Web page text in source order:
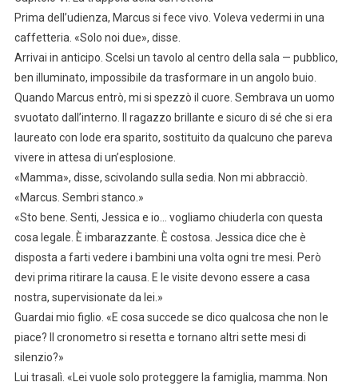
Prima dell’udienza, Marcus si fece vivo. Voleva vedermi in una
caffetteria. «Solo noi due», disse.
Arrivai in anticipo. Scelsi un tavolo al centro della sala — pubblico,
ben illuminato, impossibile da trasformare in un angolo buio.
Quando Marcus entrò, mi si spezzò il cuore. Sembrava un uomo
svuotato dall’interno. Il ragazzo brillante e sicuro di sé che si era
laureato con lode era sparito, sostituito da qualcuno che pareva
vivere in attesa di un’esplosione.
«Mamma», disse, scivolando sulla sedia. Non mi abbracciò.
«Marcus. Sembri stanco.»
«Sto bene. Senti, Jessica e io… vogliamo chiuderla con questa
cosa legale. È imbarazzante. È costosa. Jessica dice che è
disposta a farti vedere i bambini una volta ogni tre mesi. Però
devi prima ritirare la causa. E le visite devono essere a casa
nostra, supervisionate da lei.»
Guardai mio figlio. «E cosa succede se dico qualcosa che non le
piace? Il cronometro si resetta e tornano altri sette mesi di
silenzio?»
Lui trasalì. «Lei vuole solo proteggere la famiglia, mamma. Non